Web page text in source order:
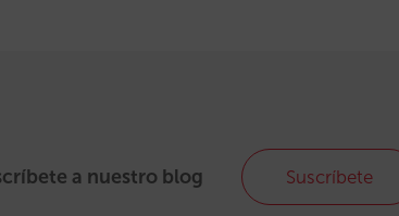
a nuestro blog Suscríbete